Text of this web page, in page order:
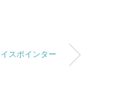
スポインター